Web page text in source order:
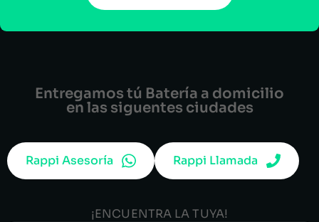
Entregamos tú Batería a domicilio
en las siguentes ciudades
Rappi Asesoría Rappi Llamada
¡ENCUENTRA LA TUYA!